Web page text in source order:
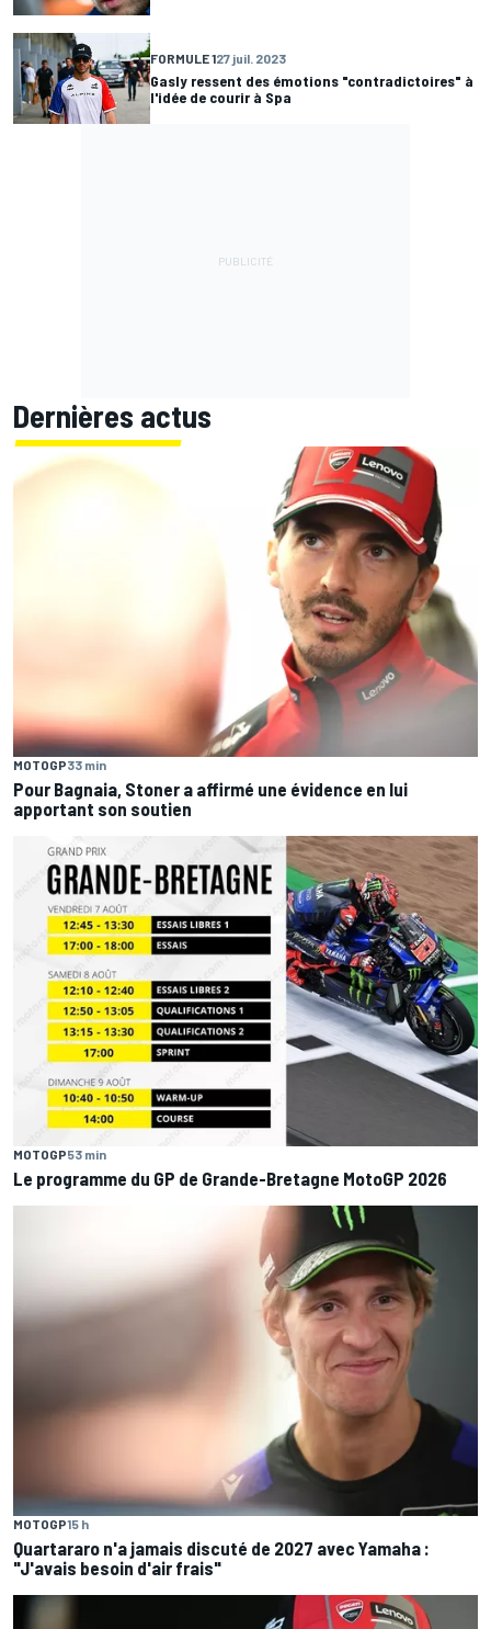
FORMULE 127 juil. 2023
Gasly ressent des émotions "contradictoires" à
l'idée de courir à Spa
Dernières actus
MOTOGP33 min
Pour Bagnaia, Stoner a affirmé une évidence en lui
apportant son soutien
MOTOGP53 min
Le programme du GP de Grande-Bretagne MotoGP 2026
MOTOGP15 h
Quartararo n'a jamais discuté de 2027 avec Yamaha :
"J'avais besoin d'air frais"